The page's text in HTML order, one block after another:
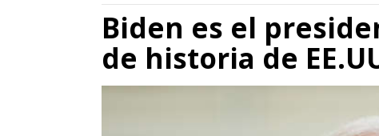
Biden es el
de historia de